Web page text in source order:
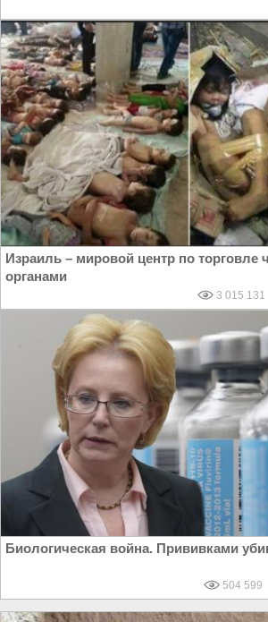
Израиль – мировой центр по торговле
органами
3 015 131
Биологическая война. Прививками
504 599